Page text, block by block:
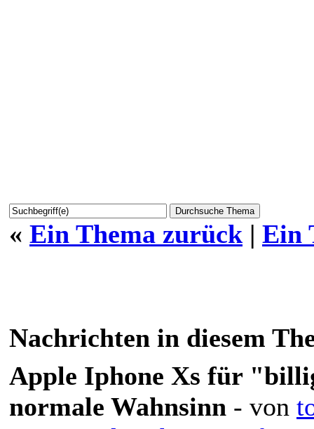
« Ein Thema zurück | Ein
Nachrichten in diesem
Apple Iphone Xs für
normale Wahnsinn - von